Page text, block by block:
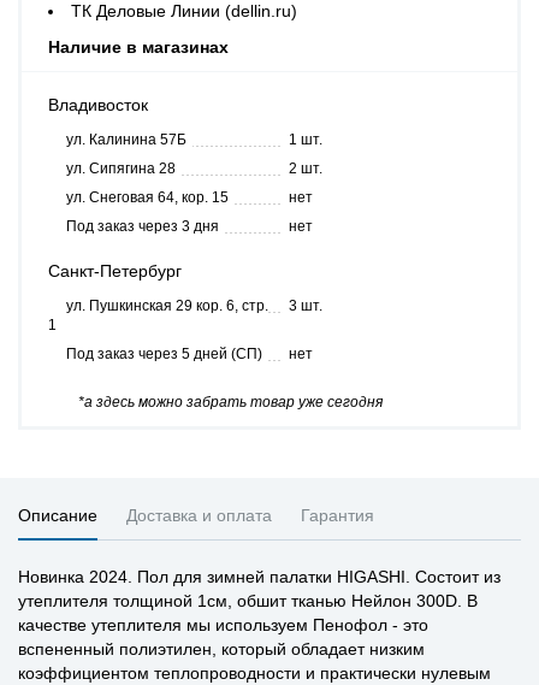
ТК Деловые Линии (dellin.ru)
Наличие в магазинах
Владивосток
ул. Калинина 57Б
1 шт.
ул. Сипягина 28
2 шт.
ул. Снеговая 64, кор. 15
нет
Под заказ через 3 дня
нет
Санкт-Петербург
ул. Пушкинская 29 кор. 6, стр.
1
3 шт.
Под заказ через 5 дней (СП) нет
*а здесь можно забрать товар уже сегодня
Описание Доставка и оплата Гарантия
Новинка 2024. Пол для зимней палатки HIGASHI. Состоит из
утеплителя толщиной 1см, обшит тканью Нейлон 300D. В
качестве утеплителя мы используем Пенофол - это
вспененный полиэтилен, который обладает низким
коэффициентом теплопроводности и практически нулевым